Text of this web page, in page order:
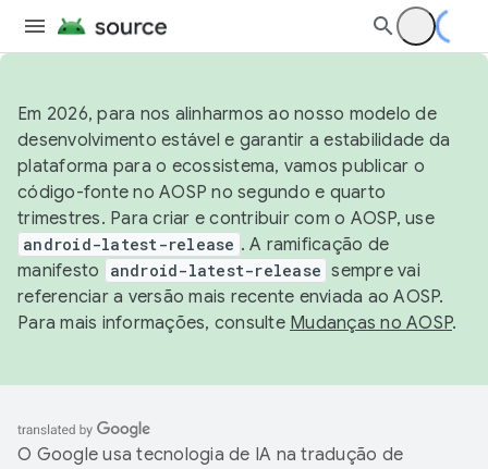
Em 2026, para nos alinharmos ao nosso modelo de
desenvolvimento estável e garantir a estabilidade da
plataforma para o ecossistema, vamos publicar o
código-fonte no AOSP no segundo e quarto
trimestres. Para criar e contribuir com o AOSP, use
android-latest-release . A ramificação de
manifesto
android-latest-release sempre vai
referenciar a versão mais recente enviada ao AOSP.
Para mais informações, consulte Mudanças no AOSP.
O Google usa tecnologia de IA na tradução de